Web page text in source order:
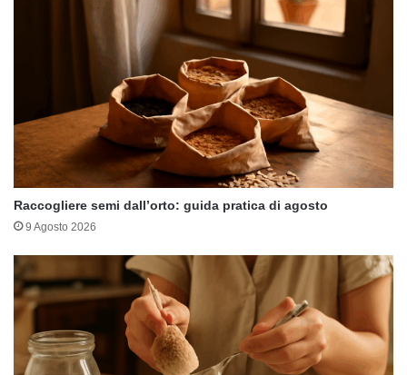
Raccogliere semi dall’orto: guida pratica di agosto
9 Agosto 2026